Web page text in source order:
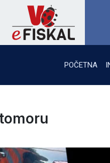
POČETNA